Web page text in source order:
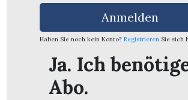
Anmelden
Haben Sie noch kein Konto? Registrieren Sie sich
Ja. Ich
Abo.